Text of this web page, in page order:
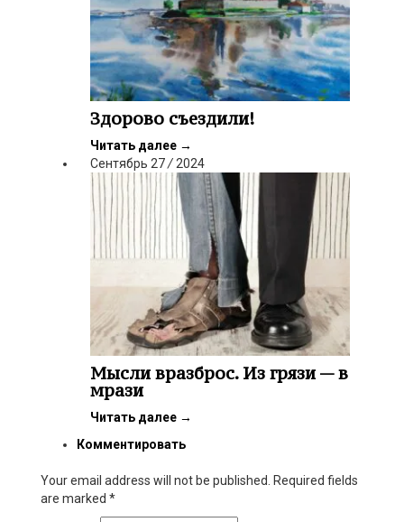
Здорово съездили!
Читать далее →
Сентябрь 27/ 2024
Мысли вразброс. Из грязи — в
мрази
Читать далее →
Комментировать
Your email address will not be published. Required fields
are marked *